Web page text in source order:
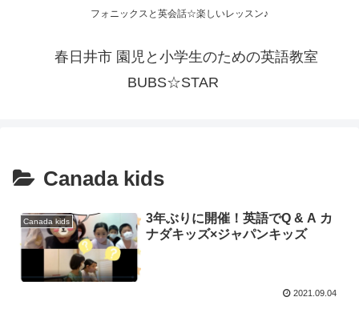
フォニックスと英会話☆楽しいレッスン♪
春日井市 園児と小学生のための英語教室
BUBS☆STAR
Canada kids
Canada kids
3年ぶりに開催！英語でQ & A カ
ナダキッズ×ジャパンキッズ
2021.09.04